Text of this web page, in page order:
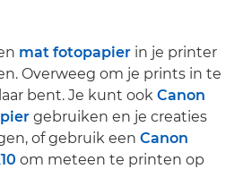
mat fotopapier in je printer
Overweeg om je prints in te
bent. Je kunt ook Canon
gebruiken en je creaties
of gebruik een Canon
om meteen te printen op